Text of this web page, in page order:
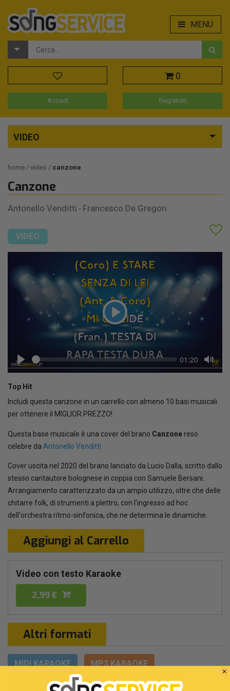
MENU
0
Accedi Registrati
VIDEO
home video canzone
Canzone
Antonello Venditti - Francesco De Gregori
VIDEO
Play
Play
Seek Current
time
01:20
Mute
Top Hit
Includi questa canzone in un carrello con almeno 10 basi musicali
per ottenere il MIGLIOR PREZZO!
Questa base musicale è una cover del brano Canzone reso
celebre da Antonello Venditti
Cover uscita nel 2020 del brano lanciato da Lucio Dalla, scritto dallo
stesso cantautore bolognese in coppia con Samuele Bersani.
Arrangiamento caratterizzato da un ampio utilizzo, oltre che delle
chitarre folk, di strumenti a plettro, con l'ingresso ad hoc
dell'orchestra ritmo-sinfonica, che ne determina le dinamiche.
Aggiungi al Carrello
Video con testo Karaoke
2,99 €
Altri formati
MIDI KARAOKE
MP3 KARAOKE
MULTITRACCIA
MULTITRACCIA